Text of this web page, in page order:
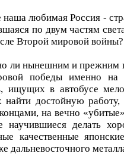
любимая Россия -
по двум частям
Второй мировой войны?
ли нынешним и прежним
победы именно на
ищущих в автобусе
достойную работу,
на вечно
научившиеся делать
качественные
дальневосточного